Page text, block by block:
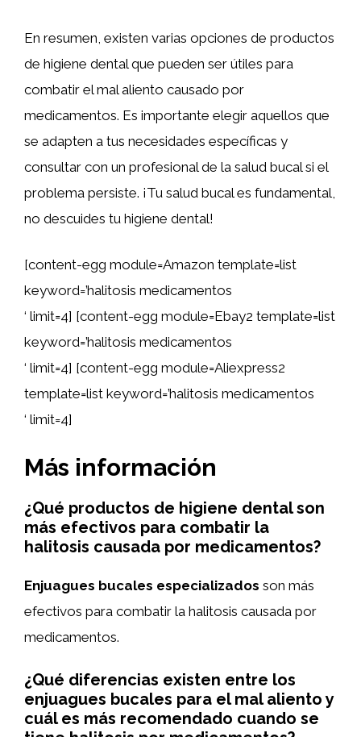
En resumen, existen varias opciones de productos
de higiene dental que pueden ser útiles para
combatir el mal aliento causado por
medicamentos. Es importante elegir aquellos que
se adapten a tus necesidades específicas y
consultar con un profesional de la salud bucal si el
problema persiste. ¡Tu salud bucal es fundamental,
no descuides tu higiene dental!
[content-egg module=Amazon template=list
keyword=’halitosis medicamentos
‘ limit=4] [content-egg module=Ebay2 template=list
keyword=’halitosis medicamentos
‘ limit=4] [content-egg module=Aliexpress2
template=list keyword=’halitosis medicamentos
‘ limit=4]
Más información
¿Qué productos de higiene dental son
más efectivos para combatir la
halitosis causada por medicamentos?
Enjuagues bucales especializados son más
efectivos para combatir la halitosis causada por
medicamentos.
¿Qué diferencias existen entre los
enjuagues bucales para el mal aliento y
cuál es más recomendado cuando se